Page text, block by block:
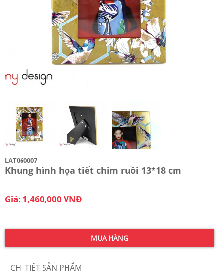
LAT060007
Khung hình họa tiết chim ruồi 13*18 cm
Giá: 1,460,000 VNĐ
MUA HÀNG
CHI TIẾT SẢN PHẨM